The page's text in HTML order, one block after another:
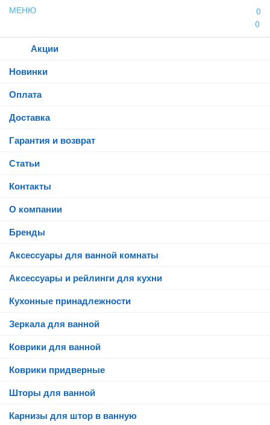
МЕНЮ
0
0
Акции
Новинки
Оплата
Доставка
Гарантия и возврат
Статьи
Контакты
О компании
Бренды
Аксессуары для ванной комнаты
Аксессуары и рейлинги для кухни
Кухонные принадлежности
Зеркала для ванной
Коврики для ванной
Коврики придверные
Шторы для ванной
Карнизы для штор в ванную